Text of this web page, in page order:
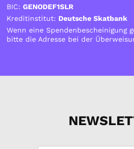
BIC:GENODEF1SLR
Kreditinstitut: Deutsche Skatbank
Wenn eine Spendenbescheinigung
bitte die Adresse bei der